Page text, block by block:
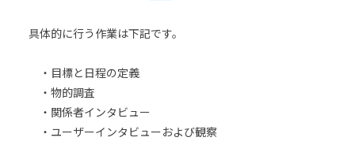
具体的に行う作業は下記です。
・目標と日程の定義
・物的調査
・関係者インタビュー
・ユーザーインタビューおよび観察